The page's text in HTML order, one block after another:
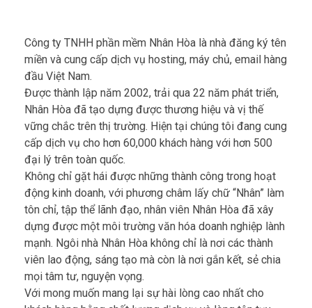
Công ty TNHH phần mềm Nhân Hòa là nhà đăng ký tên
miền và cung cấp dịch vụ hosting, máy chủ, email hàng
đầu Việt Nam.
Được thành lập năm 2002, trải qua 22 năm phát triển,
Nhân Hòa đã tạo dựng được thương hiệu và vị thế
vững chắc trên thị trường. Hiện tại chúng tôi đang cung
cấp dịch vụ cho hơn 60,000 khách hàng với hơn 500
đại lý trên toàn quốc.
Không chỉ gặt hái được những thành công trong hoạt
động kinh doanh, với phương châm lấy chữ “Nhân” làm
tôn chỉ, tập thể lãnh đạo, nhân viên Nhân Hòa đã xây
dựng được một môi trường văn hóa doanh nghiệp lành
mạnh. Ngôi nhà Nhân Hòa không chỉ là nơi các thành
viên lao động, sáng tạo mà còn là nơi gắn kết, sẻ chia
mọi tâm tư, nguyện vọng.
Với mong muốn mang lại sự hài lòng cao nhất cho